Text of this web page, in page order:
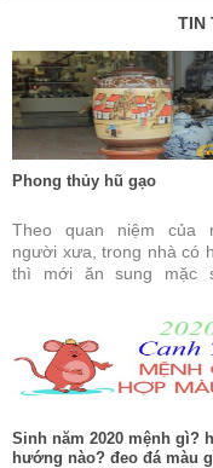
TIN
Phong thủy hũ gạo
Theo quan niệm của
người xưa, trong nhà có
thì mới ăn sung mặc
Sinh năm 2020 mệnh gì?
hướng nào? đeo đá màu